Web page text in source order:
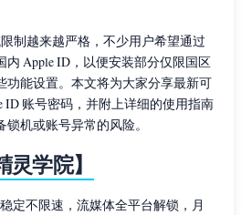
制越来越严格，不少用户希望通过
内 Apple ID，以便安装部分仅限国区
功能设置。本文将为大家分享最新可
ID 账号密码，并附上详细的使用指南
机或账号异常的风险。
学院】
定不限速，流媒体全平台解锁，月